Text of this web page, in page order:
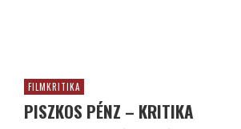
FILMKRITIKA
PISZKOS PÉNZ – KRITIKA